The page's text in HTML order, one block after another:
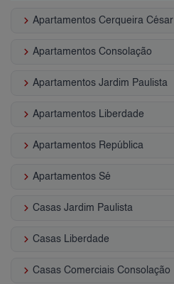
keyboard_arrow_right Apartamentos Cerqueira César
keyboard_arrow_right Apartamentos Consolação
keyboard_arrow_right Apartamentos Jardim Paulista
keyboard_arrow_right Apartamentos Liberdade
keyboard_arrow_right Apartamentos República
keyboard_arrow_right Apartamentos Sé
keyboard_arrow_right Casas Jardim Paulista
keyboard_arrow_right Casas Liberdade
keyboard_arrow_right Casas Comerciais Consolação